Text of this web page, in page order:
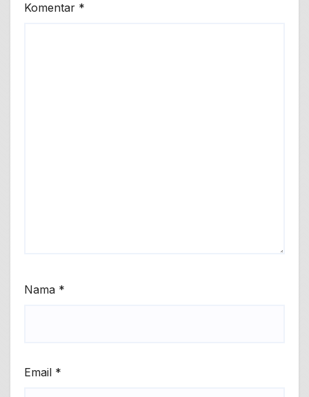
Komentar *
Nama *
Email *